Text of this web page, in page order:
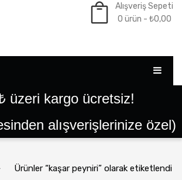
Alışveriş Sepeti
0 ürün - ₺0,00
üzeri kargo ücretsiz!
alışverişlerinize özel)
Ürünler “kaşar peyniri” olarak etiketlendi